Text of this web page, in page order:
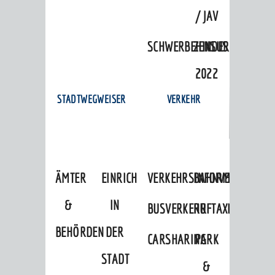
/ JAV
ZENSUS
2022
STADTWEGWEISER
ÄMTER
&
BEHÖRDEN
EINRICHTUNGEN
IN
DER
STADT
VERKEHR
VERKEHRSINFORMATIONEN
BAHNVERKEHR
BUSVERKEHRRUFTAXI
CARSHARINGPARK
&